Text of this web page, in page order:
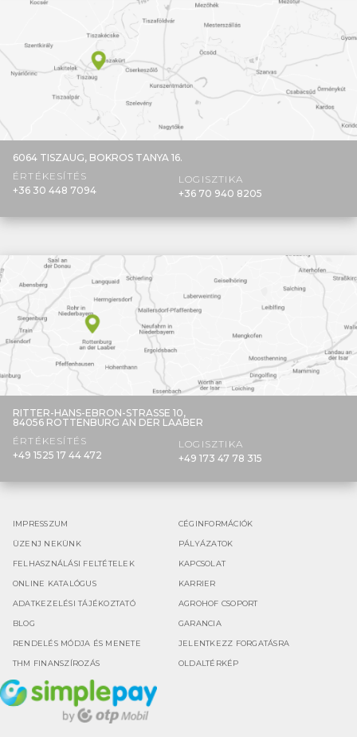
6064 TISZAUG, BOKROS TANYA 16.
ÉRTÉKESÍTÉS
+36 30 448 7094
LOGISZTIKA
+36 70 940 8205
RITTER-HANS-EBRON-STRASSE 10,
84056 ROTTENBURG AN DER LAABER
ÉRTÉKESÍTÉS
+49 1525 17 44 472
LOGISZTIKA
+49 173 47 78 315
IMPRESSZUM CÉGINFORMÁCIÓK
ÜZENJ NEKÜNK PÁLYÁZATOK
FELHASZNÁLÁSI FELTÉTELEK KAPCSOLAT
ONLINE KATALÓGUS KARRIER
ADATKEZELÉSI TÁJÉKOZTATÓ AGROHOF CSOPORT
BLOG GARANCIA
RENDELÉS MÓDJA ÉS MENETE JELENTKEZZ FORGATÁSRA
THM FINANSZÍROZÁS OLDALTÉRKÉP